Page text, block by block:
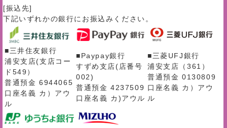
[振込先]
下記いずれかの銀行にお振込みください。
■三井住友銀行
浦安支店(支店コー
ド549）
普通預金 6944065
口座名義 カ）アウ
ル
■Paypay銀行
すずめ支店(店番号
002)
普通預金 4237509
口座名義 カ)アウル
■三菱UFJ銀行
浦安支店（361）
普通預金 0130809
口座名義 カ）アウ
ル